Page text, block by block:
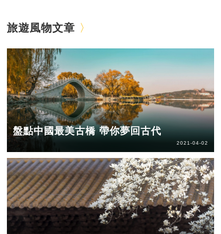
旅遊風物文章
盤點中國最美古橋 帶你夢回古代
2021-04-02